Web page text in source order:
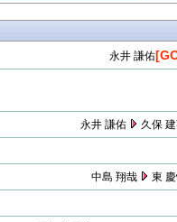
永井 謙佑
永井 謙佑 久保
中島 翔哉 東